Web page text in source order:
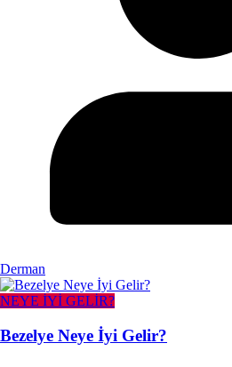
Derman
NEYE İYİ GELİR?
Bezelye Neye İyi Gelir?